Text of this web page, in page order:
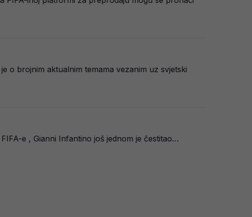
o brojnim aktualnim temama vezanim uz svjetski
e , Gianni Infantino još jednom je čestitao…